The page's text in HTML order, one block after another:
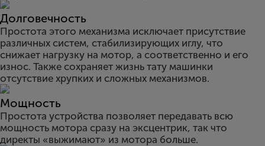
Долговечность
Простота этого механизма исключает присутствие
различных систем, стабилизирующих иглу, что
снижает нагрузку на мотор, а соответственно и его
износ. Также сохраняет жизнь тату машинки
отсутствие хрупких и сложных механизмов.
Мощность
Простота устройства позволяет передавать всю
мощность мотора сразу на эксцентрик, так что
директы «выжимают» из мотора больше.